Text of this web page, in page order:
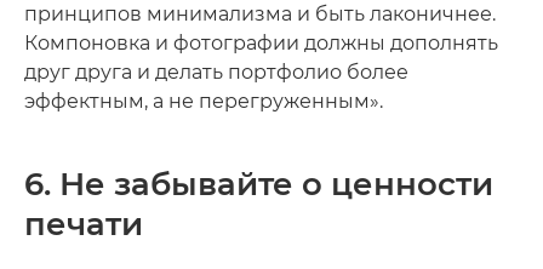
принципов минимализма и быть лаконичнее.
Компоновка и фотографии должны дополнять
друг друга и делать портфолио более
эффектным, а не перегруженным».
6. Не забывайте о ценности
печати